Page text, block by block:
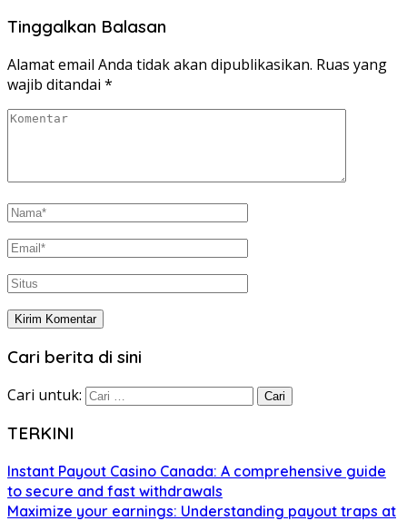
Tinggalkan Balasan
Alamat email Anda tidak akan dipublikasikan. Ruas yang
wajib ditandai *
Cari berita di sini
Cari untuk:
TERKINI
Instant Payout Casino Canada: A comprehensive guide
to secure and fast withdrawals
Maximize your earnings: Understanding payout traps at